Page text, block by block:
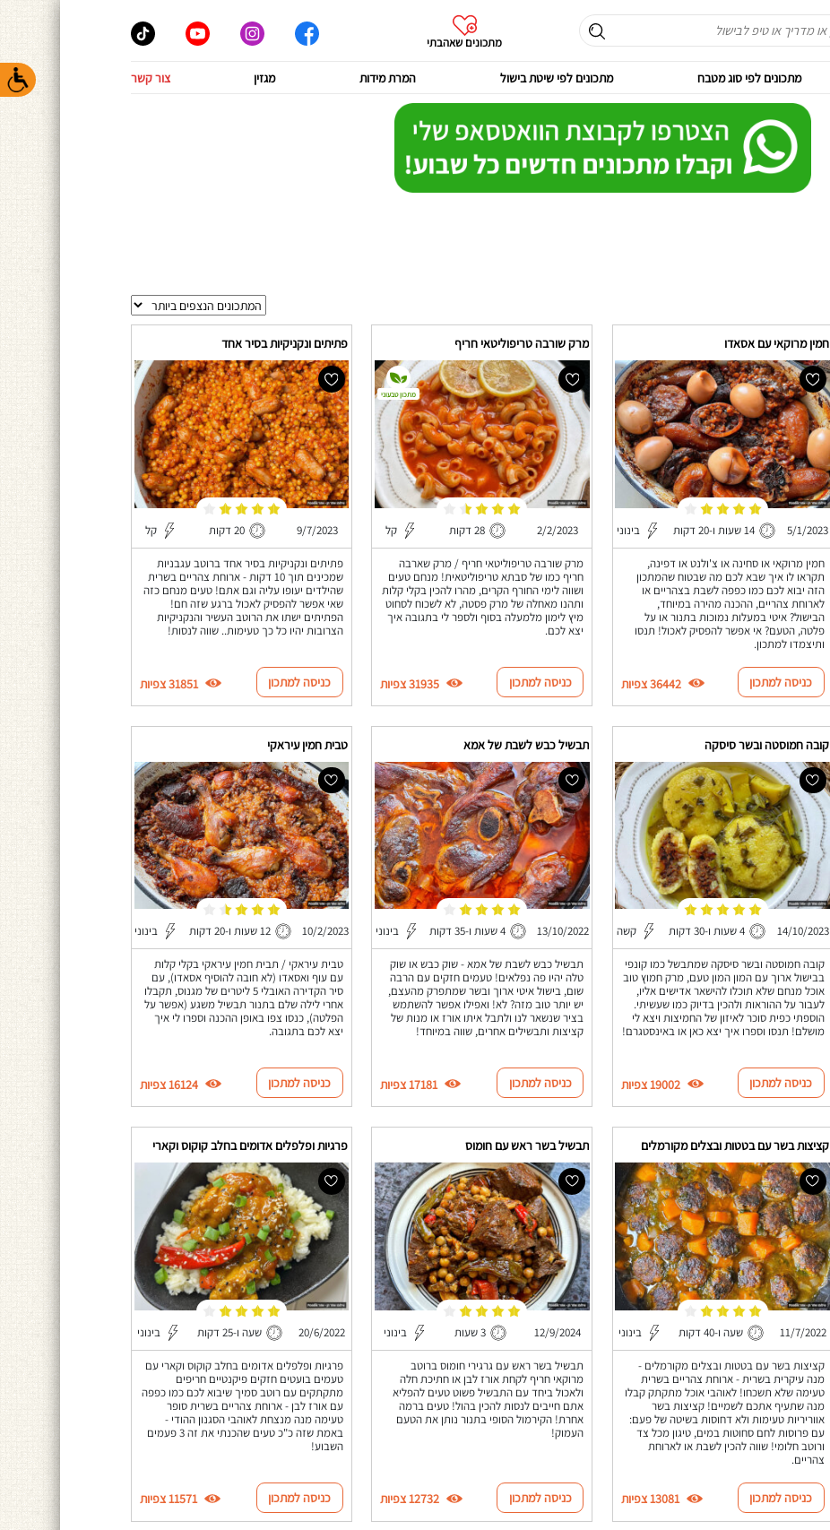
מתכונים שאהבתי
מתכונים לפי סוג מטבח מתכונים לפי שיטת בישול המרת מידות מגזין צור קשר
חמין מרוקאי עם אסאדו
5/1/2023 14 שעות ו-20 דקות בינוני
חמין מרוקאי או סחינה או צ'ולנט או דפינה,
תקראו לו איך שבא לכם מה שבטוח שהמתכון
הזה יבוא לכם כמו כפפה לשבת בצהריים או
לארוחת צהריים, ההכנה מהירה במיוחד,
הבישול? איטי במעלות נמוכות בתנור או על
פלטה, הטעם? אי אפשר להפסיק לאכול! תנסו
ותיצמדו למתכון.
כניסה למתכון 36442 צפיות
מרק שורבה טריפוליטאי חריף
2/2/2023 28 דקות קל
מרק שורבה טריפוליטאי חריף / מרק שארבה
חריף כמו של סבתא טריפוליטאית! מנחם טעים
ושווה לימי החורף הקרים, מהרו להכין בקלי קלות
ותהנו מאחלה של מרק פסטה, לא לשכוח לסחוט
מיץ לימון מלמעלה בסוף ולספר לי בתגובה איך
יצא לכם.
מתכון טבעוני
כניסה למתכון 31935 צפיות
פתיתים ונקניקיות בסיר אחד
9/7/2023 20 דקות קל
פתיתים ונקניקיות בסיר אחד ברוטב עגבניות
שמכינים תוך 10 דקות - ארוחת צהריים בשרית
שהילדים יעופו עליה וגם אתם! טעים מנחם כזה
שאי אפשר להפסיק לאכול ברגע שזה חם!
הפתיתים ישתו את הרוטב העשיר והנקניקיות
הצרובות יהיו כל כך טעימות.. שווה לנסות!
כניסה למתכון 31851 צפיות
קובה חמוסטה ובשר סיסקה
14/10/2023 4 שעות ו-30 דקות קשה
קובה חמוסטה ובשר סיסקה שמתבשל כמו קונפי
בבישול ארוך עם המון המון טעם, מרק חמוץ טוב
אוכל מנחם שלא תוכלו להישאר אדישים אליו,
לעבור על ההוראות ולהכין בדיוק כמו שעשיתי.
הוספתי כפית סוכר לאיזון של החמיצות ויצא לי
מושלם! תנסו וספרו איך יצא כאן או באינסטגרם!
כניסה למתכון 19002 צפיות
תבשיל כבש לשבת של אמא
13/10/2022 4 שעות ו-35 דקות בינוני
תבשיל כבש לשבת של אמא - שוק כבש או שוק
טלה יהיו פה נפלאים! טעמים חזקים עם הרבה
שום, בישול איטי ארוך ובשר שמתפרק מהעצם,
יש יותר טוב מזה? לא! ואפילו אפשר להשתמש
בציר שנשאר לנו ולתבל איתו אורז או מנות של
קציצות ותבשילים אחרים, שווה במיוחד!
כניסה למתכון 17181 צפיות
טבית חמין עיראקי
10/2/2023 12 שעות ו-20 דקות בינוני
טבית עיראקי / תבית חמין עיראקי בקלי קלות
עם עוף ואסאדו (לא חובה להוסיף אסאדו), עם
סיר הקדירה האובלי 5 ליטרים של מגנוס, תקבלו
אחרי לילה שלם בתנור תבשיל משגע (אפשר על
הפלטה), כנסו צפו באופן ההכנה וספרו לי איך
יצא לכם בתגובה.
כניסה למתכון 16124 צפיות
קציצות בשר עם בטטות ובצלים מקורמלים
11/7/2022 שעה ו-40 דקות בינוני
קציצות בשר עם בטטות ובצלים מקורמלים -
מנה עיקרית בשרית - ארוחת צהריים בשרית
טעימה שלא תשכחו! לאוהבי אוכל מתקתק קבלו
מנה שתעיף אתכם לשמיים! קציצות בשר
אווריריות טעימות ולא דחוסות בשיטה של פעם:
עם פרוסות לחם סחוטות במים, טיגון מכל צד
ורוטב חלומי! שווה להכין לשבת או לארוחת
צהריים.
כניסה למתכון 13081 צפיות
תבשיל בשר ראש עם חומוס
12/9/2024 3 שעות בינוני
תבשיל בשר ראש עם גרגירי חומוס ברוטב
מרוקאי חריף לקחת אורז לבן או חתיכת חלה
ולאכול ביחד עם התבשיל פשוט טעים להפליא
אתם חייבים לנסות להכין בהול! טעים ברמה
אחרת! הקירמול הסופי בתנור נותן את הטעם
העמוק!
כניסה למתכון 12732 צפיות
פרגיות ופלפלים אדומים בחלב קוקוס וקארי
20/6/2022 שעה ו-25 דקות בינוני
פרגיות ופלפלים אדומים בחלב קוקוס וקארי עם
טעמים בועטים חזקים פיקנטיים חריפים
מתקתקים עם רוטב סמיך שיבוא לכם כמו כפפה
עם אורז לבן - ארוחת צהריים בשרית סופר
טעימה מנה מנצחת לאוהבי הסגנון ההודי -
באמת שזה כ"כ טעים שהכנתי את זה 3 פעמים
השבוע!
כניסה למתכון 11571 צפיות